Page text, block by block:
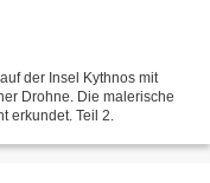
der Insel Kythnos mit
Drohne. Die malerische
erkundet. Teil 2.